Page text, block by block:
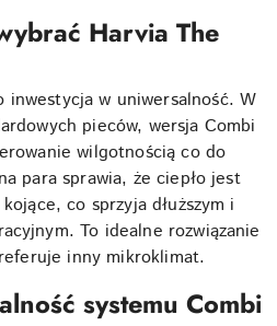
Harvia The
inwestycja w uniwersalność. W
pieców, wersja Combi
wilgotnością co do
para sprawia, że ciepło jest
co sprzyja dłuższym i
To idealne rozwiązanie
inny mikroklimat.
systemu Combi